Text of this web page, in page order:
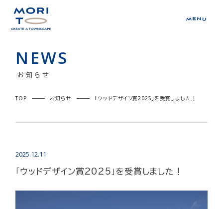
NEWS
お知らせ
TOP お知らせ 「ウッドデザイン賞2025」を受賞しました！
2025.12.11
「ウッドデザイン賞2025」を受賞しました！